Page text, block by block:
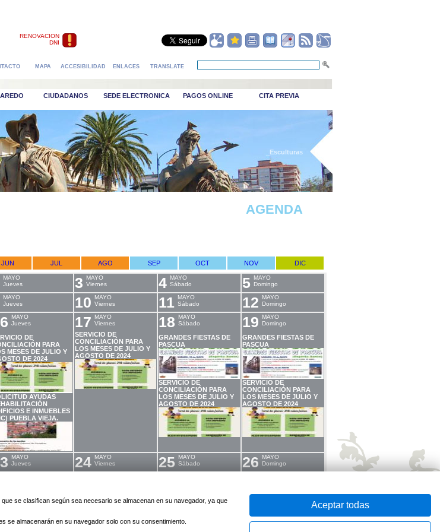
RENOVACION
DNI
MAPA ACCESIBILIDAD ENLACES TRANSLATE
CIUDADANOS SEDE ELECTRONICA PAGOS ONLINE CITA PREVIA
_Esculturas
AGENDA
JUN JUL AGO SEP OCT NOV DIC
MAYO
Jueves
3
MAYO
Viernes
4 MAYO
Sábado
5
MAYO
Domingo
MAYO
Jueves
10
MAYO
Viernes
11
MAYO
Sábado
12
MAYO
Domingo
MAYO
Jueves
DE
PARA
MESES DE JULIO Y
DE 2024
AYUDAS
E INMUEBLES
PUEBLA VIEJA.
17
MAYO
Viernes
SERVICIO DE
CONCILIACIÓN PARA
LOS MESES DE JULIO Y
AGOSTO DE 2024
18
MAYO
Sábado
GRANDES FIESTAS DE
PASCUA
SERVICIO DE
CONCILIACIÓN PARA
LOS MESES DE JULIO Y
AGOSTO DE 2024
19
MAYO
Domingo
GRANDES FIESTAS DE
PASCUA
SERVICIO DE
CONCILIACIÓN PARA
LOS MESES DE JULIO Y
AGOSTO DE 2024
MAYO
Jueves
24 MAYO
Viernes
25
MAYO
Sábado
26
MAYO
Domingo
se clasifican según sea necesario se almacenan en su navegador, ya que
se almacenarán en su navegador solo con su consentimiento.
Aceptar todas